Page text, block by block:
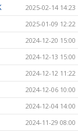
2025-02-14 14:23
2025-01-09 12:22
2024-12-20 15:00
2024-12-13 15:00
2024-12-12 11:22
2024-12-06 10:00
2024-12-04 14:00
2024-11-29 08:00